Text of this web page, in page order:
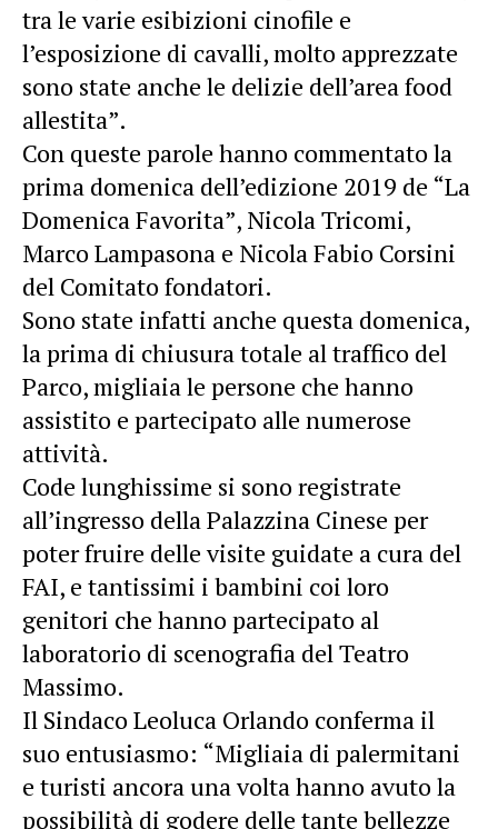
tra le varie esibizioni cinofile e
l’esposizione di cavalli, molto apprezzate
sono state anche le delizie dell’area food
allestita”.
Con queste parole hanno commentato la
prima domenica dell’edizione 2019 de “La
Domenica Favorita”, Nicola Tricomi,
Marco Lampasona e Nicola Fabio Corsini
del Comitato fondatori.
Sono state infatti anche questa domenica,
la prima di chiusura totale al traffico del
Parco, migliaia le persone che hanno
assistito e partecipato alle numerose
attività.
Code lunghissime si sono registrate
all’ingresso della Palazzina Cinese per
poter fruire delle visite guidate a cura del
FAI, e tantissimi i bambini coi loro
genitori che hanno partecipato al
laboratorio di scenografia del Teatro
Massimo.
Il Sindaco Leoluca Orlando conferma il
suo entusiasmo: “Migliaia di palermitani
e turisti ancora una volta hanno avuto la
possibilità di godere delle tante bellezze